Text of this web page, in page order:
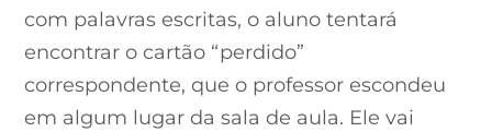
com palavras escritas, o aluno tentará
encontrar o cartão “perdido”
correspondente, que o professor escondeu
em algum lugar da sala de aula. Ele vai